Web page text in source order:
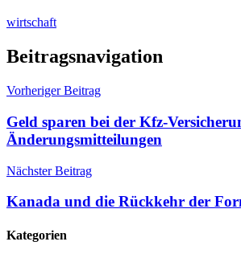
wirtschaft
Beitragsnavigation
Vorheriger Beitrag
Geld sparen bei der Kfz-
Änderungsmitteilungen
Nächster Beitrag
Kanada und die Rückkehr der
Kategorien